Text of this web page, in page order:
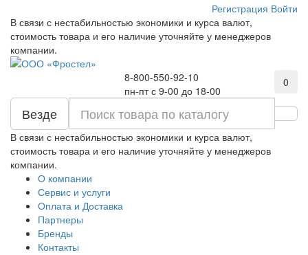
Регистрация Войти
В связи с нестабильностью экономики и курса валют,
стоимость товара и его наличие уточняйте у менеджеров
компании.
8-800-550-92-10
пн-пт с 9-00 до 18-00
0
Везде
В связи с нестабильностью экономики и курса валют,
стоимость товара и его наличие уточняйте у менеджеров
компании.
О компании
Сервис и услуги
Оплата и Доставка
Партнеры
Бренды
Контакты